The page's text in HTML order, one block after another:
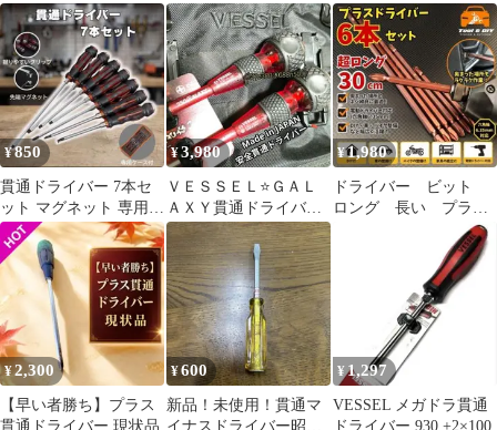
イバー 7本 ショック ハ
ンマー
ト プラス マイナス マ
グネット
ス ドライバー 樹
脂 京都機械
¥850
貫通ドライバー 7本セ
ット マグネット 専用ケ
ース付 工具 スクリュ
ードライバー
¥3,980
ＶＥＳＳＥＬ⭐️ＧＡＬ
ＡＸＹ貫通ドライバー
⭐️ １セット
¥1,980
ドライバー ビット
ロング 長い プラ
ス インパクト 電動
ドライバー No.2
¥2,300
【早い者勝ち】プラス
貫通ドライバー 現状品
¥600
新品！未使用！貫通マ
イナスドライバー昭和
¥1,297
VESSEL メガドラ貫通
ドライバー 930 +2×100